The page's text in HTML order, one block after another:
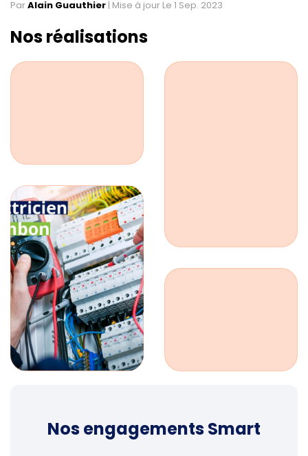
ParAlain Guauthier | Mise à jour Le 1 Sep. 2023
Nos réalisations
Nos engagements Smart